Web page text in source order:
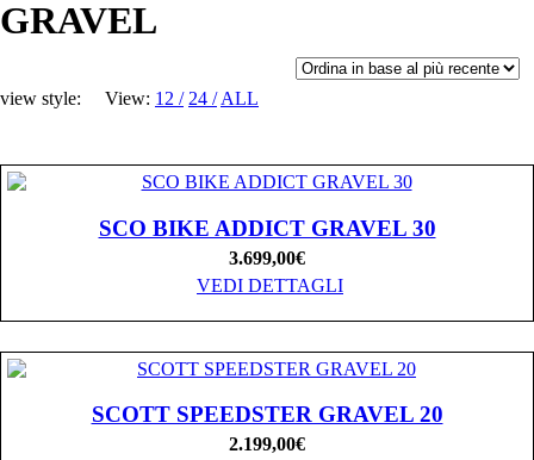
GRAVEL
view style: View: 12 24 ALL
SCO BIKE ADDICT GRAVEL 30
3.699,00€
VEDI DETTAGLI
SCOTT SPEEDSTER GRAVEL 20
2.199,00€